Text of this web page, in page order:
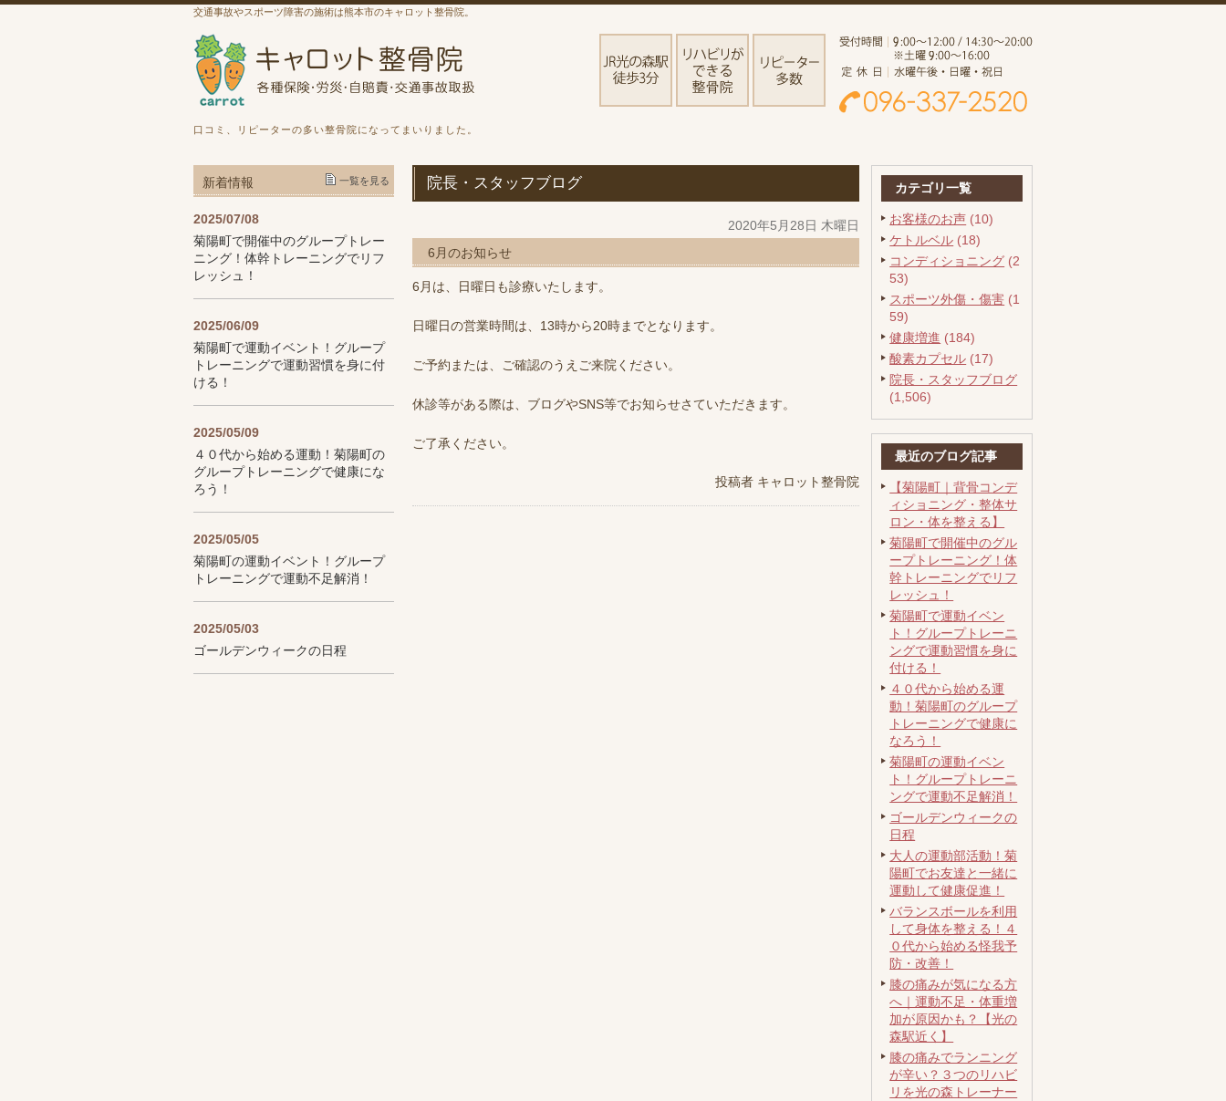
交通事故やスポーツ障害の施術は熊本市のキャロット整骨院。
口コミ、リピーターの多い整骨院になってまいりました。
院長・スタッフブログ
2020年5月28日 木曜日
6月のお知らせ
6月は、日曜日も診療いたします。
日曜日の営業時間は、13時から20時までとなります。
ご予約または、ご確認のうえご来院ください。
休診等がある際は、ブログやSNS等でお知らせさていただきます。
ご了承ください。
投稿者 キャロット整骨院
カテゴリ一覧
お客様のお声 (10)
ケトルベル (18)
コンディショニング (2
53)
スポーツ外傷・傷害 (1
59)
健康増進 (184)
酸素カプセル (17)
院長・スタッフブログ
(1,506)
最近のブログ記事
【菊陽町｜背骨コンデ
ィショニング・整体サ
ロン・体を整える】
菊陽町で開催中のグル
ープトレーニング！体
幹トレーニングでリフ
レッシュ！
菊陽町で運動イベン
ト！グループトレーニ
ングで運動習慣を身に
付ける！
４０代から始める運
動！菊陽町のグループ
トレーニングで健康に
なろう！
菊陽町の運動イベン
ト！グループトレーニ
ングで運動不足解消！
ゴールデンウィークの
日程
大人の運動部活動！菊
陽町でお友達と一緒に
運動して健康促進！
バランスボールを利用
して身体を整える！４
０代から始める怪我予
防・改善！
膝の痛みが気になる方
へ｜運動不足・体重増
加が原因かも？【光の
森駅近く】
膝の痛みでランニング
が辛い？３つのリハビ
リを光の森トレーナー
新着情報 一覧を見る
2025/07/08
菊陽町で開催中のグループトレー
ニング！体幹トレーニングでリフ
レッシュ！
2025/06/09
菊陽町で運動イベント！グループ
トレーニングで運動習慣を身に付
ける！
2025/05/09
４０代から始める運動！菊陽町の
グループトレーニングで健康にな
ろう！
2025/05/05
菊陽町の運動イベント！グループ
トレーニングで運動不足解消！
2025/05/03
ゴールデンウィークの日程